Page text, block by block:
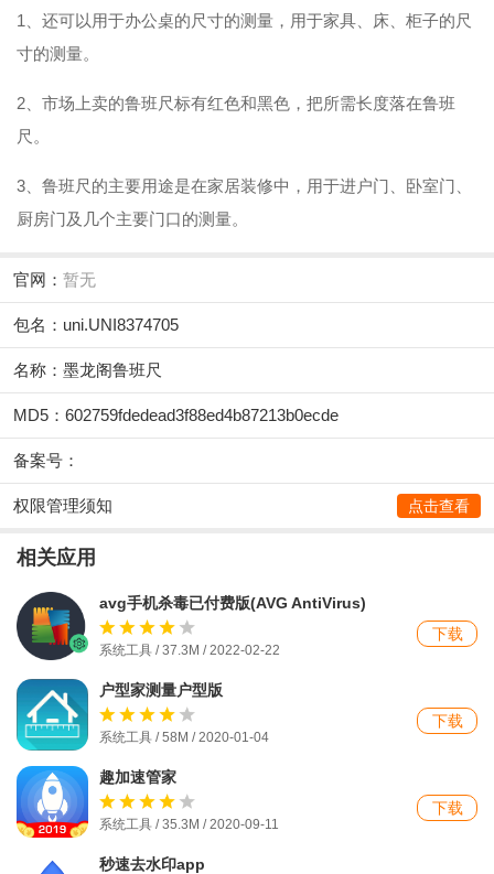
1、还可以用于办公桌的尺寸的测量，用于家具、床、柜子的尺
寸的测量。
2、市场上卖的鲁班尺标有红色和黑色，把所需长度落在鲁班
尺。
3、鲁班尺的主要用途是在家居装修中，用于进户门、卧室门、
厨房门及几个主要门口的测量。
官网： 暂无
包名：uni.UNI8374705
名称：墨龙阁鲁班尺
MD5：602759fdedead3f88ed4b87213b0ecde
备案号：
权限管理须知 点击查看
相关应用
avg手机杀毒已付费版(AVG AntiVirus)
系统工具 / 37.3M / 2022-02-22
下载
户型家测量户型版
系统工具 / 58M / 2020-01-04
下载
趣加速管家
系统工具 / 35.3M / 2020-09-11
下载
秒速去水印app